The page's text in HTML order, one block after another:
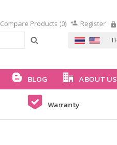
Compare Products (0) Register
BLOG ABOUT US
Warranty